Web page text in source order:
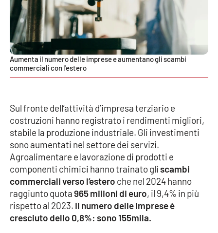
Crotone
Vibo Valentia
Reggio Calabria
Cosenza
Lamezia Terme
PROGETTI
SPECIALI
Buona Sanità Calabria
LA
CALABRIAVISIONE
Aumenta il numero delle imprese e aumentano gli scambi
commerciali con l'estero
Sul fronte dell’attività d’impresa terziario e
costruzioni hanno registrato i rendimenti migliori,
stabile la produzione industriale. Gli investimenti
sono aumentati nel settore dei servizi.
Agroalimentare e lavorazione di prodotti e
componenti chimici hanno trainato gliscambi
commerciali verso l’estero che nel 2024 hanno
raggiunto quota965 milioni di euro, il 9,4% in più
rispetto al 2023. Il numero delle imprese è
cresciuto dello 0,8%: sono 155mila.